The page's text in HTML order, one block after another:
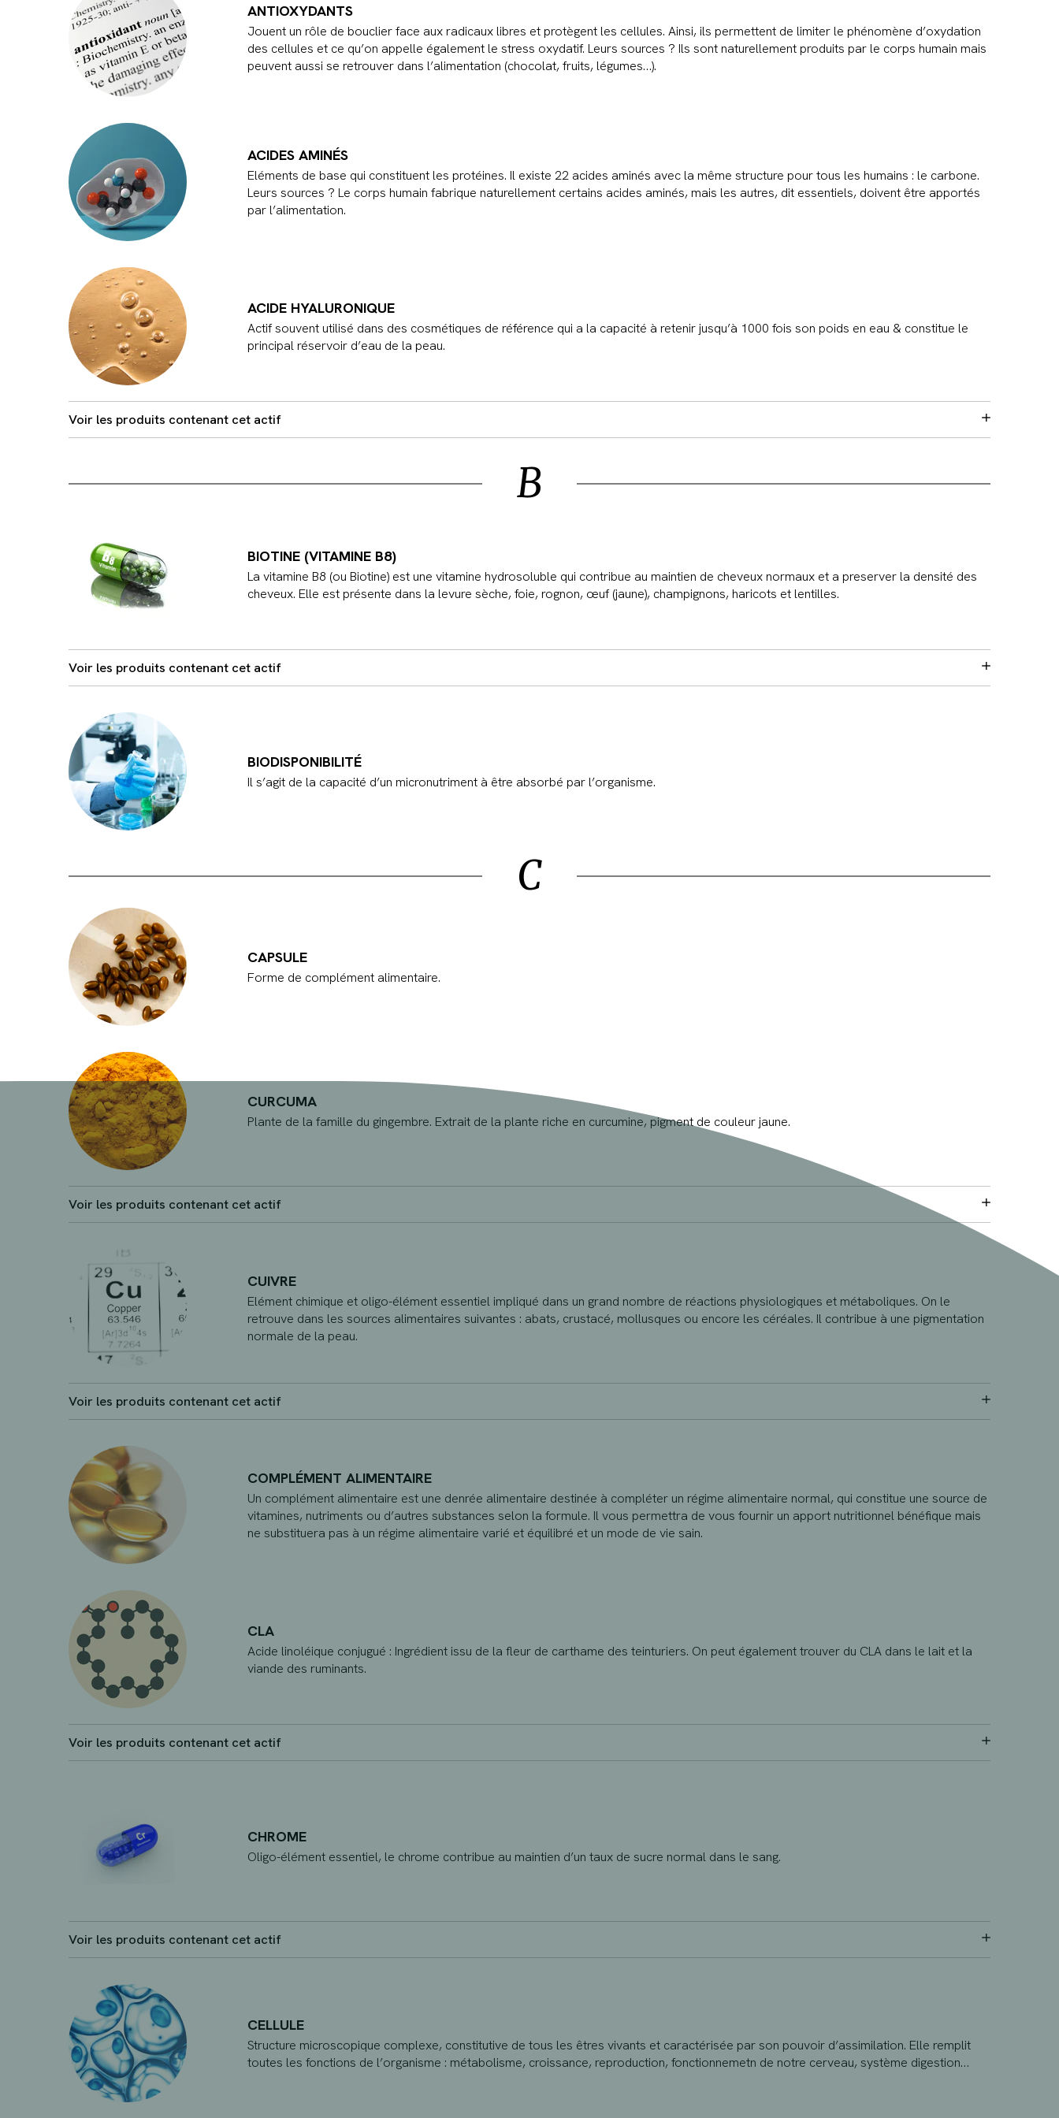
ANTIOXYDANTS
Jouent un rôle de bouclier face aux radicaux libres et protègent les cellules. Ainsi, ils permettent de limiter le phénomène d’oxydation
des cellules et ce qu’on appelle également le stress oxydatif. Leurs sources ? Ils sont naturellement produits par le corps humain mais
peuvent aussi se retrouver dans l’alimentation (chocolat, fruits, légumes…).
ACIDES AMINÉS
Eléments de base qui constituent les protéines. Il existe 22 acides aminés avec la même structure pour tous les humains : le carbone.
Leurs sources ? Le corps humain fabrique naturellement certains acides aminés, mais les autres, dit essentiels, doivent être apportés
par l’alimentation.
ACIDE HYALURONIQUE
Actif souvent utilisé dans des cosmétiques de référence qui a la capacité à retenir jusqu’à 1000 fois son poids en eau & constitue le
principal réservoir d’eau de la peau.
Voir les produits contenant cet actif
B
BIOTINE (VITAMINE B8)
La vitamine B8 (ou Biotine) est une vitamine hydrosoluble qui contribue au maintien de cheveux normaux et a preserver la densité des
cheveux. Elle est présente dans la levure sèche, foie, rognon, œuf (jaune), champignons, haricots et lentilles.
Voir les produits contenant cet actif
BIODISPONIBILITÉ
Il s’agit de la capacité d’un micronutriment à être absorbé par l’organisme.
C
CAPSULE
Forme de complément alimentaire.
CURCUMA
Plante de la famille du gingembre. Extrait de la plante riche en curcumine, pigment de couleur jaune.
Voir les produits contenant cet actif
CUIVRE
Elément chimique et oligo-élément essentiel impliqué dans un grand nombre de réactions physiologiques et métaboliques. On le
retrouve dans les sources alimentaires suivantes : abats, crustacé, mollusques ou encore les céréales. Il contribue à une pigmentation
normale de la peau.
Voir les produits contenant cet actif
COMPLÉMENT ALIMENTAIRE
Un complément alimentaire est une denrée alimentaire destinée à compléter un régime alimentaire normal, qui constitue une source de
vitamines, nutriments ou d’autres substances selon la formule. Il vous permettra de vous fournir un apport nutritionnel bénéfique mais
ne substituera pas à un régime alimentaire varié et équilibré et un mode de vie sain.
CLA
Acide linoléique conjugué : Ingrédient issu de la fleur de carthame des teinturiers. On peut également trouver du CLA dans le lait et la
viande des ruminants.
Voir les produits contenant cet actif
CHROME
Oligo-élément essentiel, le chrome contribue au maintien d’un taux de sucre normal dans le sang.
Voir les produits contenant cet actif
CELLULE
Structure microscopique complexe, constitutive de tous les êtres vivants et caractérisée par son pouvoir d’assimilation. Elle remplit
toutes les fonctions de l’organisme : métabolisme, croissance, reproduction, fonctionnemetn de notre cerveau, système digestion…